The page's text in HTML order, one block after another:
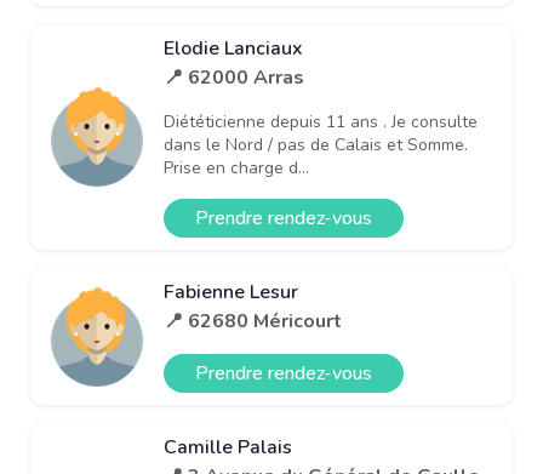
Elodie Lanciaux
📍 62000 Arras
Diététicienne depuis 11 ans . Je consulte
dans le Nord / pas de Calais et Somme.
Prise en charge d...
Prendre rendez-vous
Fabienne Lesur
📍 62680 Méricourt
Prendre rendez-vous
Camille Palais